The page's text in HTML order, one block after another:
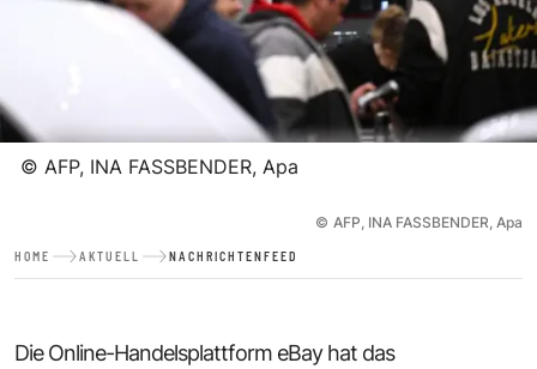
© AFP, INA FASSBENDER, Apa
© AFP, INA FASSBENDER, Apa
HOME AKTUELL NACHRICHTENFEED
Die Online-Handelsplattform eBay hat das